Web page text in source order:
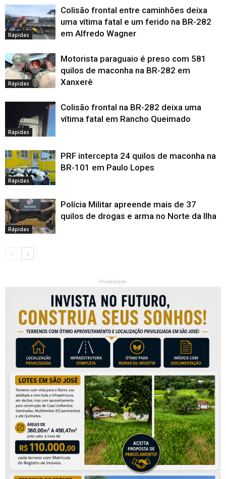
Rápidas
Colisão frontal entre caminhões deixa
uma vítima fatal e um ferido na BR-282
em Alfredo Wagner
Rápidas
Motorista paraguaio é preso com 581
quilos de maconha na BR-282 em
Xanxerê
Rápidas
Colisão frontal na BR-282 deixa uma
vítima fatal em Rancho Queimado
Rápidas
PRF intercepta 24 quilos de maconha na
BR-101 em Paulo Lopes
Rápidas
Polícia Militar apreende mais de 37
quilos de drogas e arma no Norte da Ilha
Publicidade